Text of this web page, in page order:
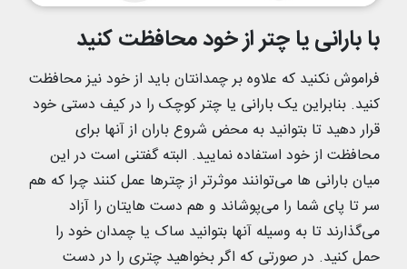
با بارانی یا چتر از خود محافظت کنید
فراموش نکنید که علاوه بر چمدانتان باید از خود نیز محافظت
کنید. بنابراین یک بارانی یا چتر کوچک را در کیف دستی خود
قرار دهید تا بتوانید به محض شروع باران از آنها برای
محافظت از خود استفاده نمایید. البته گفتنی است در این
میان بارانی ها می‌توانند موثرتر از چترها عمل کنند چرا که هم
سر تا پای شما را می‌پوشاند و هم دست هایتان را آزاد
می‌گذارند تا به وسیله آنها بتوانید ساک یا چمدان خود را
حمل کنید. در صورتی که اگر بخواهید چتری را در دست